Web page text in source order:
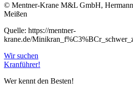
© Mentner-Krane M&L GmbH,
Meißen
Quelle: https://mentner-
krane.de/
Wir suchen
Kranführer!
Wer kennt den Besten!